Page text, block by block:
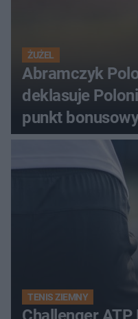
ŻUŻEL
Abramczyk
deklasuje
punkt
TENIS ZIEMNY